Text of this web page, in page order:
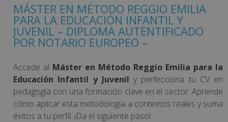
MÁSTER EN MÉTODO REGGIO EMILIA
PARA LA EDUCACIÓN INFANTIL Y
JUVENIL – DIPLOMA AUTENTIFICADO
POR NOTARIO EUROPEO –
Accede al Máster en Método Reggio Emilia para la
Educación Infantil y Juvenil y perfecciona tu CV en
pedagogía con una formación clave en el sector. Aprende
cómo aplicar esta metodología a contextos reales y suma
éxitos a tu perfil. ¡Da el siguiente paso!